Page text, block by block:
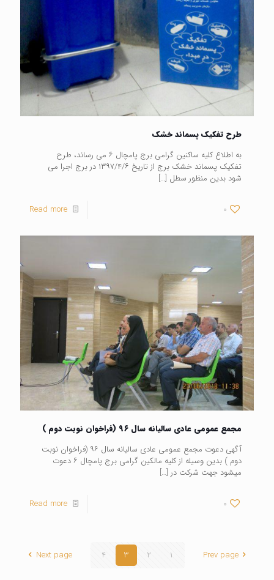
طرح تفکیک پسماند خشک
به اطلاع کلیه ساکنین گرامی برج پامچال ۶ می رساند، طرح
تفکیک پسماند خشک برج از تاریخ ۱۳۹۷/۴/۶ در برج اجرا می
شود بدین منظور سطل […]
0
Read more
مجمع عمومی عادی سالیانه سال ۹۶ (فراخوان نوبت دوم )
آگهی دعوت مجمع عمومی عادی سالیانه سال ۹۶ (فراخوان نوبت
دوم ) بدین وسیله از کلیه مالکین گرامی برج پامچال ۶ دعوت
میشود جهت شرکت در […]
0
Read more
Prev page
1
2
3
4
Next page